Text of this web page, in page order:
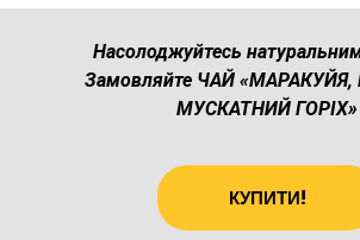
Насолоджуйтесь
Замовляйте ЧАЙ
МУСКАТНИЙ ГОРІХ»
КУПИТИ!